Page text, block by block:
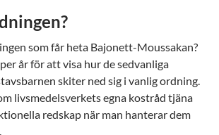
som får heta Bajonett-Moussakan?
år för att visa hur de sedvanliga
skiter ned sig i vanlig ordning.
livsmedelsverkets egna kostråd tjäna
redskap när man hanterar dem